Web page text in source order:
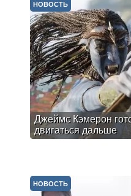
Джеймс Кэмерон
двигаться дальше
НОВОСТЬ
НОВОСТЬ